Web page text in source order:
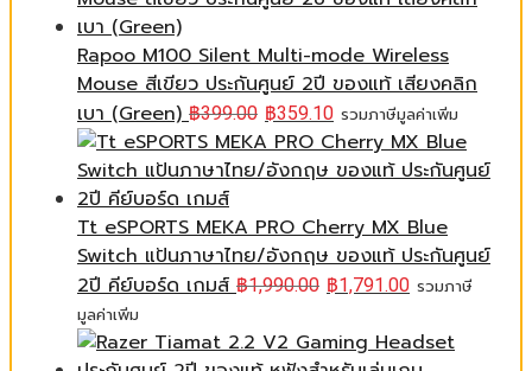
Rapoo M100 Silent Multi-mode Wireless
Mouse สีเขียว ประกันศูนย์ 2ปี ของแท้ เสียงคลิก
เบา (Green) ฿399.00 ฿359.10 รวมภาษีมูลค่าเพิ่ม
Tt eSPORTS MEKA PRO Cherry MX Blue
Switch แป้นภาษาไทย/อังกฤษ ของแท้ ประกันศูนย์
2ปี คีย์บอร์ด เกมส์ ฿1,990.00 ฿1,791.00 รวมภาษี
มูลค่าเพิ่ม